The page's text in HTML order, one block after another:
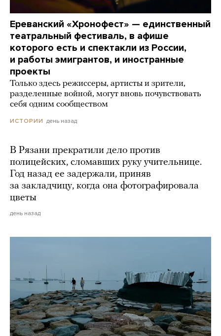
Ереванский «Хронофест» — единственный
театральный фестиваль, в афише
которого есть и спектакли из России,
и работы эмигрантов, и иностранные
проекты
Только здесь режиссеры, артисты и зрители,
разделенные войной, могут вновь почувствовать
себя одним сообществом
ИСТОРИИ день назад
В Рязани прекратили дело против
полицейских, сломавших руку учительнице.
Год назад ее задержали, приняв
за закладчицу, когда она фотографировала
цветы
день назад